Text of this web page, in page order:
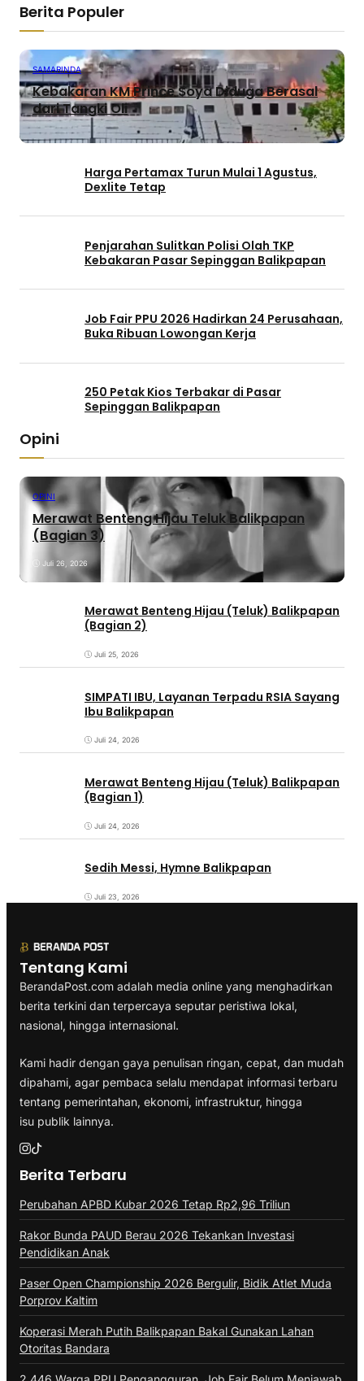
Berita Populer
SAMARINDA
Kebakaran KM Prince Soya Diduga Berasal
dari Tangki Oli
Harga Pertamax Turun Mulai 1 Agustus,
Dexlite Tetap
Penjarahan Sulitkan Polisi Olah TKP
Kebakaran Pasar Sepinggan Balikpapan
Job Fair PPU 2026 Hadirkan 24 Perusahaan,
Buka Ribuan Lowongan Kerja
250 Petak Kios Terbakar di Pasar
Sepinggan Balikpapan
Opini
OPINI
Merawat Benteng Hijau Teluk Balikpapan
(Bagian 3)
Juli 26, 2026
Merawat Benteng Hijau (Teluk) Balikpapan
(Bagian 2)
Juli 25, 2026
SIMPATI IBU, Layanan Terpadu RSIA Sayang
Ibu Balikpapan
Juli 24, 2026
Merawat Benteng Hijau (Teluk) Balikpapan
(Bagian 1)
Juli 24, 2026
Sedih Messi, Hymne Balikpapan
Juli 23, 2026
Tentang Kami
BerandaPost.com adalah media online yang menghadirkan
berita terkini dan terpercaya seputar peristiwa lokal,
nasional, hingga internasional.
Kami hadir dengan gaya penulisan ringan, cepat, dan mudah
dipahami, agar pembaca selalu mendapat informasi terbaru
tentang pemerintahan, ekonomi, infrastruktur, hingga
isu publik lainnya.
Berita Terbaru
Perubahan APBD Kubar 2026 Tetap Rp2,96 Triliun
Rakor Bunda PAUD Berau 2026 Tekankan Investasi
Pendidikan Anak
Paser Open Championship 2026 Bergulir, Bidik Atlet Muda
Porprov Kaltim
Koperasi Merah Putih Balikpapan Bakal Gunakan Lahan
Otoritas Bandara